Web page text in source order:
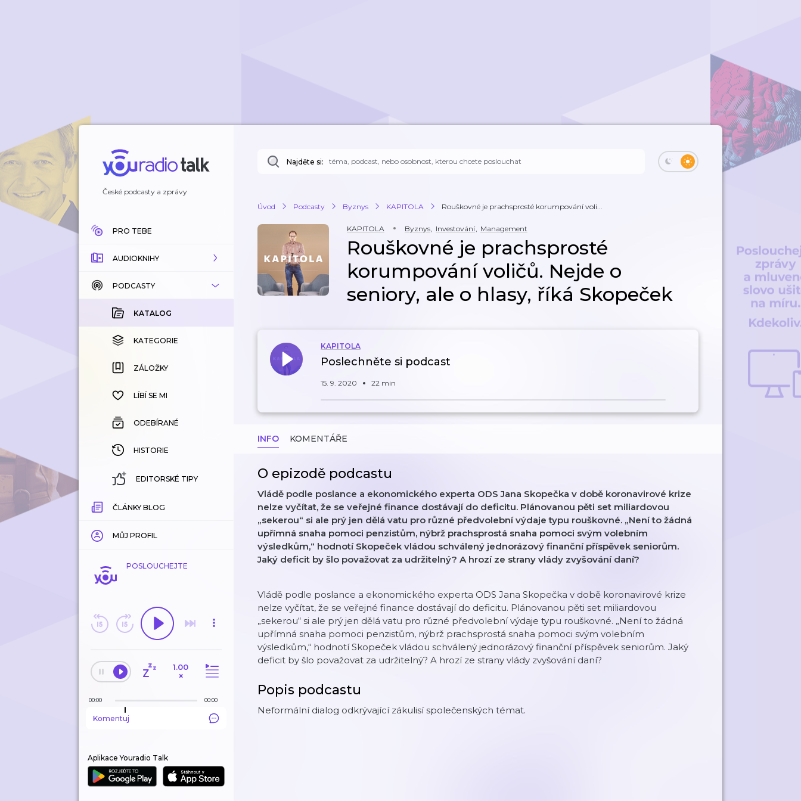
České podcasty a zprávy
PRO TEBE
AUDIOKNIHY
KATALOG
KOUPENÉ
KATEGORIE
ZÁLOŽKY
HISTORIE
PODCASTY
KATALOG
KATEGORIE
ZÁLOŽKY
LÍBÍ SE MI
ODEBÍRANÉ
HISTORIE
EDITORSKÉ TIPY
ČLÁNKY BLOG
MŮJ PROFIL
POSLOUCHEJTE
1.00
×
00:00 00:00
Komentuj
Aplikace Youradio Talk
Najděte si:
Úvod Podcasty Byznys KAPITOLA Rouškovné je prachsprosté korumpování voli...
KAPITOLA Byznys, Investování, Management
Rouškovné je prachsprosté
korumpování voličů. Nejde o
seniory, ale o hlasy, říká Skopeček
KAPITOLA
Poslechněte si podcast
15. 9. 2020 22 min
INFO KOMENTÁŘE
O epizodě podcastu
Vládě podle poslance a ekonomického experta ODS Jana Skopečka v době koronavirové krize
nelze vyčítat, že se veřejné finance dostávají do deficitu. Plánovanou pěti set miliardovou
„sekerou“ si ale prý jen dělá vatu pro různé předvolební výdaje typu rouškovné. „Není to žádná
upřímná snaha pomoci penzistům, nýbrž prachsprostá snaha pomoci svým volebním
výsledkům,“ hodnotí Skopeček vládou schválený jednorázový finanční příspěvek seniorům.
Jaký deficit by šlo považovat za udržitelný? A hrozí ze strany vlády zvyšování daní?
Vládě podle poslance a ekonomického experta ODS Jana Skopečka v době koronavirové krize
nelze vyčítat, že se veřejné finance dostávají do deficitu. Plánovanou pěti set miliardovou
„sekerou“ si ale prý jen dělá vatu pro různé předvolební výdaje typu rouškovné. „Není to žádná
upřímná snaha pomoci penzistům, nýbrž prachsprostá snaha pomoci svým volebním
výsledkům,“ hodnotí Skopeček vládou schválený jednorázový finanční příspěvek seniorům. Jaký
deficit by šlo považovat za udržitelný? A hrozí ze strany vlády zvyšování daní?
Popis podcastu
Neformální dialog odkrývající zákulisí společenských témat.